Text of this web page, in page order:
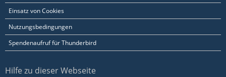
Einsatz von Cookies
Nutzungsbedingungen
Spendenaufruf für Thunderbird
Hilfe zu dieser Webseite